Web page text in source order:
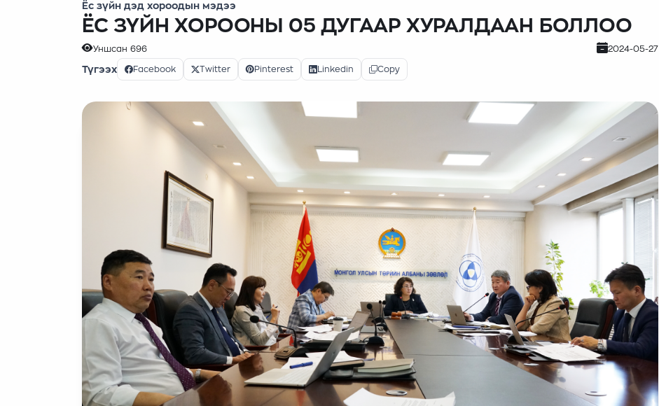
Ёс зүйн дэд хороодын мэдээ
ЁС ЗҮЙН ХОРООНЫ 05 ДУГААР ХУРАЛДААН БОЛЛОО
Уншсан 696 2024-05-27
Түгээх Facebook Twitter Pinterest Linkedin Copy